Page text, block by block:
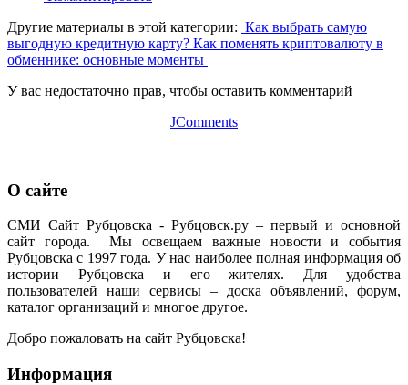
Другие материалы в этой категории: Как выбрать самую
выгодную кредитную карту? Как поменять криптовалюту в
обменнике: основные моменты
У вас недостаточно прав, чтобы оставить комментарий
JComments
О сайте
СМИ Сайт Рубцовска - Рубцовск.ру – первый и основной
сайт города. Мы освещаем важные новости и события
Рубцовска с 1997 года. У нас наиболее полная информация об
истории Рубцовска и его жителях. Для удобства
пользователей наши сервисы – доска объявлений, форум,
каталог организаций и многое другое.
Добро пожаловать на сайт Рубцовска!
Информация